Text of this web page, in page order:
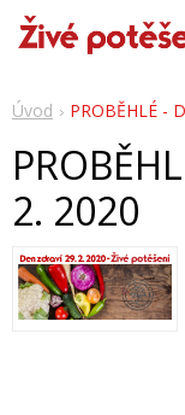
Úvod PROBĚHLÉ -
2. 2020